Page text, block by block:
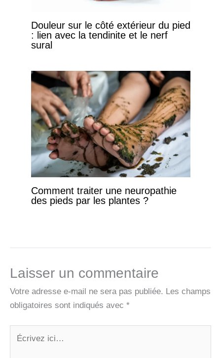
Douleur sur le côté extérieur du pied
: lien avec la tendinite et le nerf
sural
Comment traiter une neuropathie
des pieds par les plantes ?
Laisser un commentaire
Votre adresse e-mail ne sera pas publiée. Les champs
obligatoires sont indiqués avec *